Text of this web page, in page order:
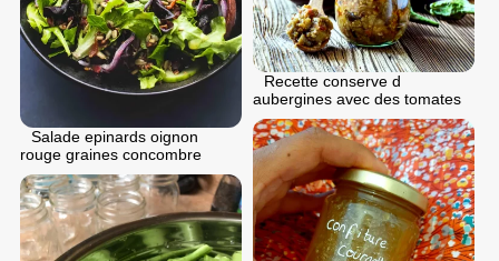
Salade epinards oignon
rouge graines concombre
Recette conserve d
aubergines avec des tomates